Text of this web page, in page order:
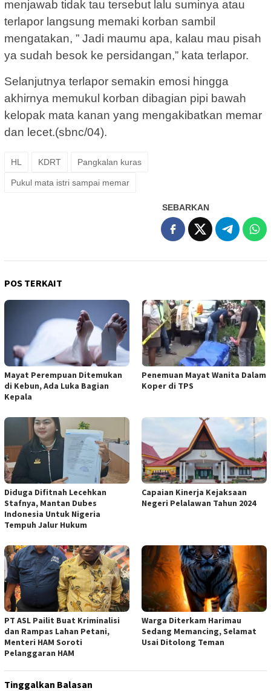
menjawab tidak tau tersebut lalu suminya atau
terlapor langsung memaki korban sambil
mengatakan, ” Jadi maumu apa, kalau mau pisah
ya sudah besok ke persidangan,” kata terlapor.
Selanjutnya terlapor semakin emosi hingga
akhirnya memukul korban dibagian pipi bawah
kelopak mata kanan yang mengakibatkan memar
dan lecet.(sbnc/04).
HL KDRT Pangkalan kuras
Pukul mata istri sampai memar
SEBARKAN
POS TERKAIT
Mayat Perempuan Ditemukan
di Kebun, Ada Luka Bagian
Kepala
Penemuan Mayat Wanita Dalam
Koper di TPS
Diduga Difitnah Lecehkan
Stafnya, Mantan Dubes
Indonesia Untuk Nigeria
Tempuh Jalur Hukum
Capaian Kinerja Kejaksaan
Negeri Pelalawan Tahun 2024
PT ASL Pailit Buat Kriminalisi
dan Rampas Lahan Petani,
Menteri HAM Soroti
Pelanggaran HAM
Warga Diterkam Harimau
Sedang Memancing, Selamat
Usai Ditolong Teman
Tinggalkan Balasan